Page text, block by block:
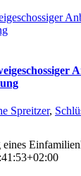
Spreitzer,